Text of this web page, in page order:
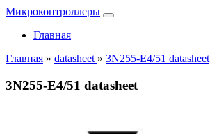
Микроконтроллеры
Главная
Главная » datasheet » 3N255-E4/51 datasheet
3N255-E4/51 datasheet